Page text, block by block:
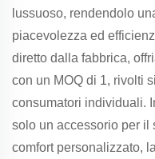
lussuoso, rendendolo
piacevolezza ed
diretto dalla fabbrica,
con un MOQ di 1, rivolti
consumatori individuali.
solo un accessorio per il
comfort personalizzato,